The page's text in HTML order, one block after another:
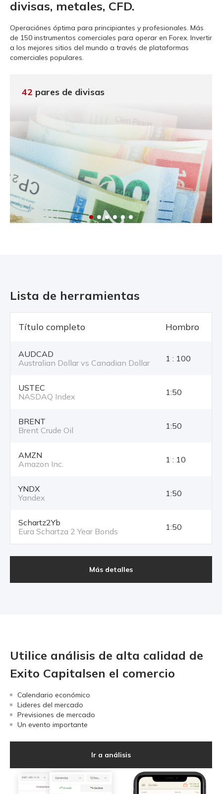
divisas, metales, CFD.
Operaciónes óptima para principiantes y profesionales. Más
de 150 instrumentos comerciales para operar en Forex. Invertir
a los mejores sitios del mundo a través de plataformas
comerciales populares.
42 pares de divisas
Lista de herramientas
Título completo Hombro
AUDCAD
Australian Dollar vs Canadian Dollar
1 : 100
USTEC
NASDAQ Index
1:50
BRENT
Brent Crude Oil
1:50
AMZN
Amazon Inc.
1 : 10
YNDX
Yandex
1:50
Schartz2Yb
Eura Schartza 2 Year Bonds
1:50
Más detalles
Utilice análisis de alta calidad de
Exito Capitalsen el comercio
Calendario económico
Lideres del mercado
Previsiones de mercado
Un evento importante
Ir a análisis